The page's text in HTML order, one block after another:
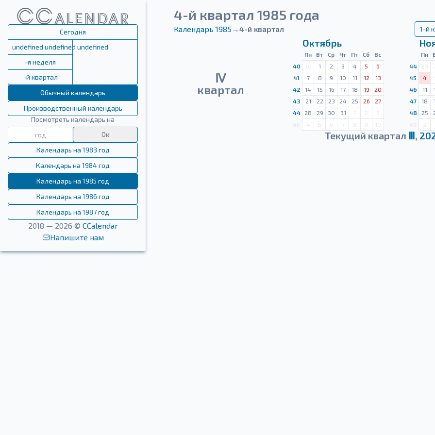
Сегодня
undefined undefined undefined
-я неделя
-й квартал
Обычный календарь
Производственный календарь
Посмотреть календарь на
Ок
Календарь на 1983 год
Календарь на 1984 год
Календарь на 1985 год
Календарь на 1986 год
Календарь на 1987 год
2018 — 2026 © CCalendar
Напишите нам
4-й квартал 1985 года
Календарь 1985 →4-й квартал 1-й
Ⅳ
квартал
Октябрь
Пн Вт Ср Чт Пт Сб
Вс
40
30 1 2 3 4 5
6
41
7 8 9 10 11 12
13
42
14 15 16 17 18 19
20
43
21 22 23 24 25 26
27
44
28 29 30 31 1 2
3
4 5 6 7 8 9 10
Пн
44
28
45
4
46
11
47
18
48
25
2
Текущий квартал Ⅲ,